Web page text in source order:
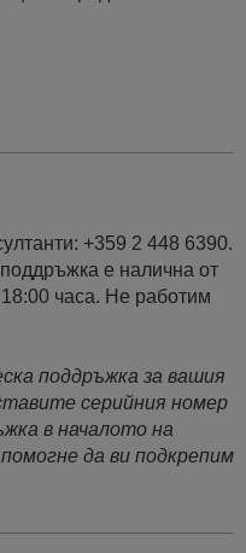
+359 2 448 6390.
е налична от
часа. Не работим
поддръжка за вашия
серийния номер
в началото на
да ви подкрепим